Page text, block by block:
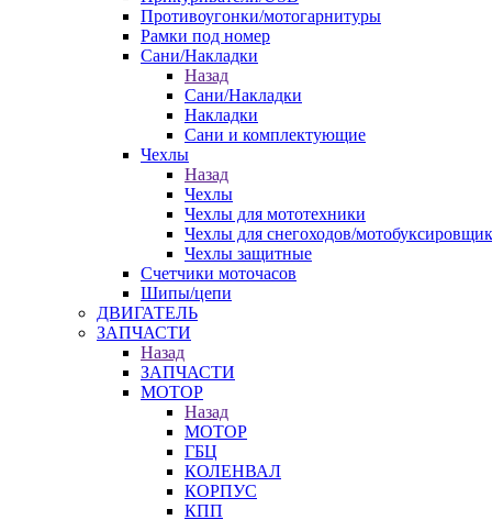
Противоугонки/мотогарнитуры
Рамки под номер
Сани/Накладки
Назад
Сани/Накладки
Накладки
Сани и комплектующие
Чехлы
Назад
Чехлы
Чехлы для мототехники
Чехлы для снегоходов/
Чехлы защитные
Счетчики моточасов
Шипы/цепи
ДВИГАТЕЛЬ
ЗАПЧАСТИ
Назад
ЗАПЧАСТИ
МОТОР
Назад
МОТОР
ГБЦ
КОЛЕНВАЛ
КОРПУС
КПП